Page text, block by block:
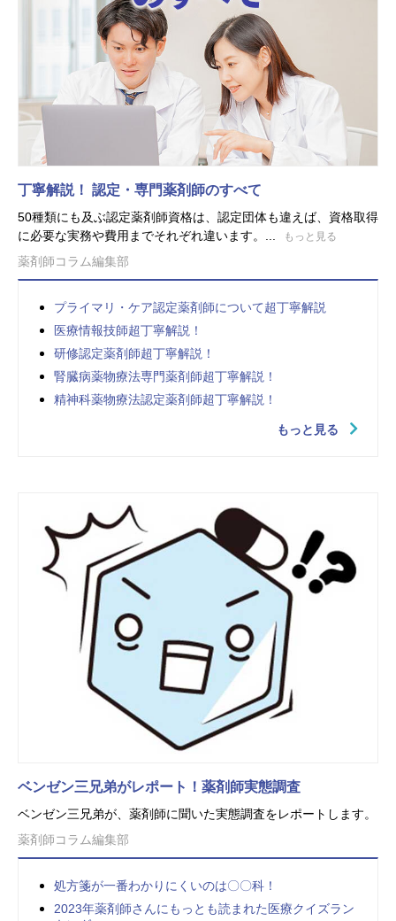
丁寧解説！ 認定・専門薬剤師のすべて
50種類にも及ぶ認定薬剤師資格は、認定団体も違えば、資格取得
に必要な実務や費用までそれぞれ違います。...
もっと見る
薬剤師コラム編集部
プライマリ・ケア認定薬剤師について超丁寧解説
医療情報技師超丁寧解説！
研修認定薬剤師超丁寧解説！
腎臓病薬物療法専門薬剤師超丁寧解説！
精神科薬物療法認定薬剤師超丁寧解説！
もっと見る
ベンゼン三兄弟がレポート！薬剤師実態調査
ベンゼン三兄弟が、薬剤師に聞いた実態調査をレポートします。
薬剤師コラム編集部
処方箋が一番わかりにくいのは〇〇科！
2023年薬剤師さんにもっとも読まれた医療クイズラン